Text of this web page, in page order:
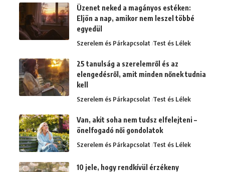
Üzenet neked a magányos estéken:
Eljön a nap, amikor nem leszel többé
egyedül
Szerelem és Párkapcsolat Test és Lélek
25 tanulság a szerelemről és az
elengedésről, amit minden nőnek tudnia
kell
Szerelem és Párkapcsolat Test és Lélek
Van, akit soha nem tudsz elfelejteni –
önelfogadó női gondolatok
Szerelem és Párkapcsolat Test és Lélek
10 jele, hogy rendkívül érzékeny